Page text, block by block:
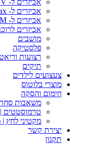
אביזרים ל- X-max
אביזרים ל- SYM
אביזרים
מושבים
פלסטיקה
רצועות
תיקים
צעצועים לילדים
מוצרי בלוטוס
חימום והסקה
משאבות
טרמוסטטים |
מקטיני לחץ
יצירת קשר
תקנון